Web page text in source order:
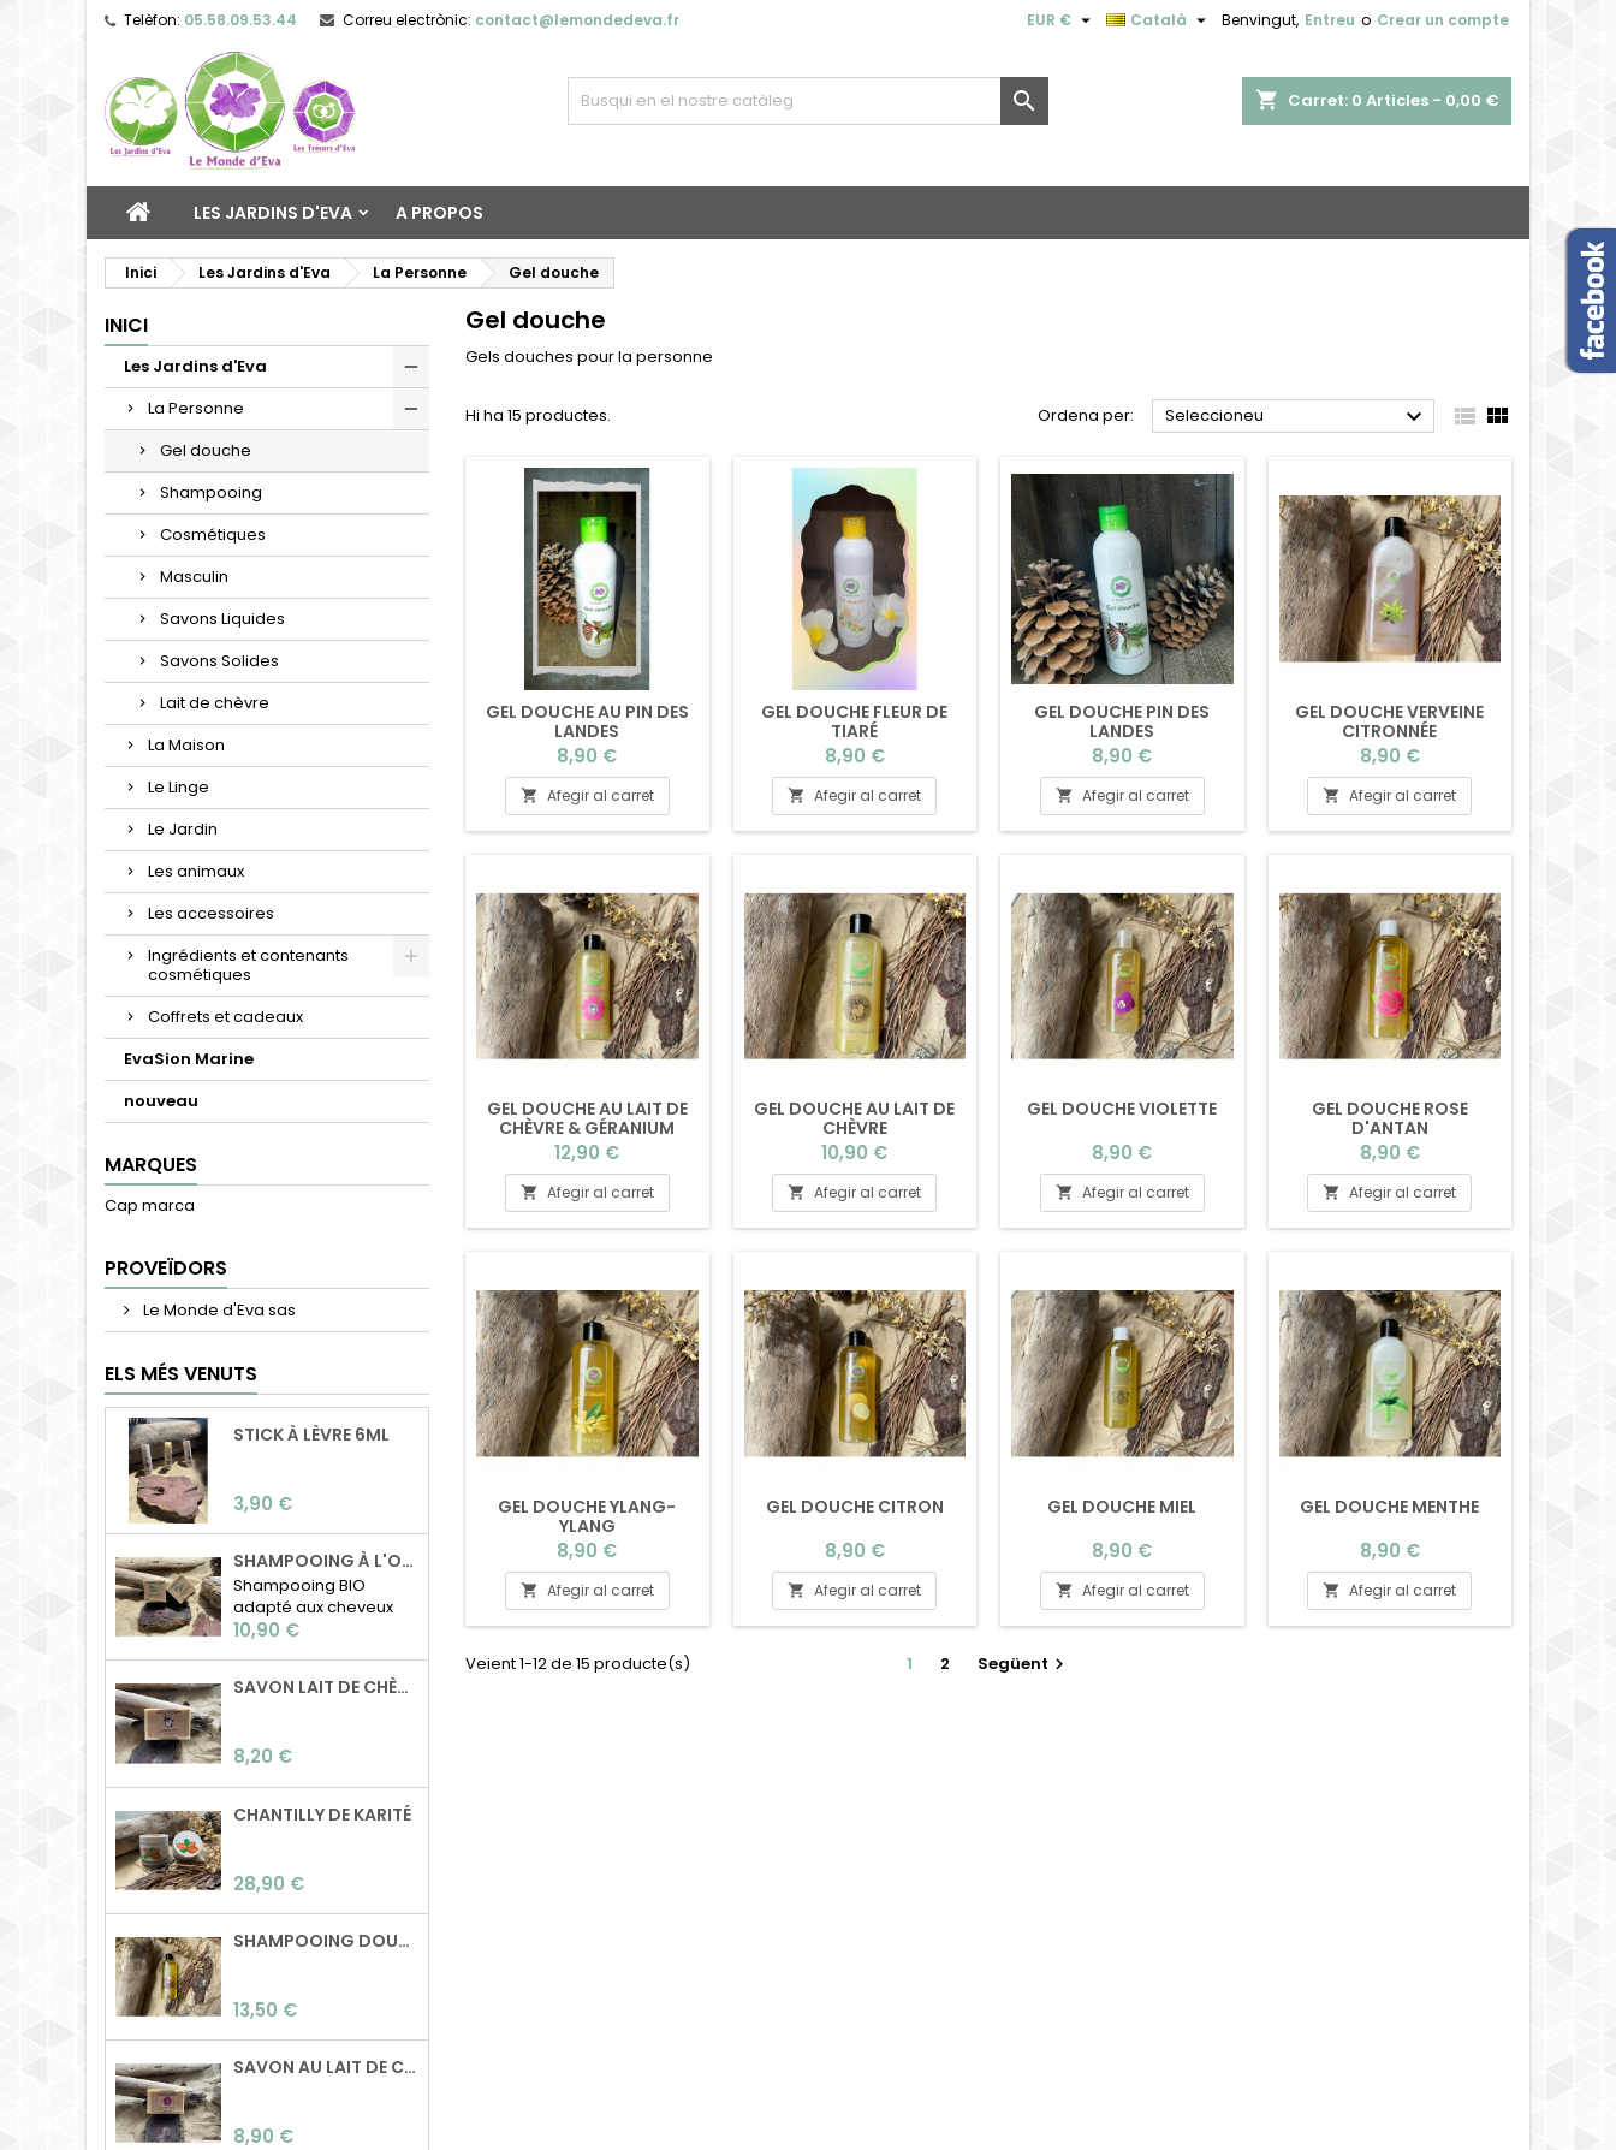
Telèfon: 05.58.09.53.44 Correu electrònic: contact@lemondedeva.fr Benvingut, Entreu o Crear un compte
Català 
EUR € 
shopping_cart Carret: 0 Articles - 0,00 €

LES JARDINS D'EVA A PROPOS
Inici Les Jardins d'Eva La Personne Gel douche
INICI
Les Jardins d'Eva
La Personne
Gel douche
Shampooing
Cosmétiques
Masculin
Savons Liquides
Savons Solides
Lait de chèvre
La Maison
Le Linge
Le Jardin
Les animaux
Les accessoires
Ingrédients et contenants
cosmétiques
Coffrets et cadeaux
EvaSion Marine
nouveau
MARQUES
Cap marca
PROVEÏDORS
Le Monde d'Eva sas
ELS MÉS VENUTS
STICK À LÈVRE 6ML
Preu
3,90 €
SHAMPOOING À L'ORTIE BIO
Shampooing BIO
adapté aux cheveux
normaux à gras Sans
paraben, sans dérivé
pétrolier,..
coco, huile de ricin,
tree, cèdre et citron.
Preu
10,90 €
SAVON LAIT DE CHÈVRE
Preu
8,20 €
CHANTILLY DE KARITÉ
Preu
28,90 €
SHAMPOOING DOUCEUR
Preu
13,50 €
SAVON AU LAIT DE CHÈVRE & GÉRANIUM ROSAT
Preu
8,90 €
Gel douche
Gels douches pour la personne
Hi ha 15 productes. Ordena per: Seleccioneu   
GEL DOUCHE AU PIN DES
LANDES
Preu
8,90 €
 Afegir al carret
GEL DOUCHE FLEUR DE
TIARÉ
Preu
8,90 €
 Afegir al carret
GEL DOUCHE PIN DES
LANDES
Preu
8,90 €
 Afegir al carret
GEL DOUCHE VERVEINE
CITRONNÉE
Preu
8,90 €
 Afegir al carret
GEL DOUCHE AU LAIT DE
CHÈVRE & GÉRANIUM
ROSAT
Preu
12,90 €
 Afegir al carret
GEL DOUCHE AU LAIT DE
CHÈVRE
Preu
10,90 €
 Afegir al carret
GEL DOUCHE VIOLETTE
Preu
8,90 €
 Afegir al carret
GEL DOUCHE ROSE
D'ANTAN
Preu
8,90 €
 Afegir al carret
GEL DOUCHE YLANG-
YLANG
Preu
8,90 €
 Afegir al carret
GEL DOUCHE CITRON
Preu
8,90 €
 Afegir al carret
GEL DOUCHE MIEL
Preu
8,90 €
 Afegir al carret
GEL DOUCHE MENTHE
Preu
8,90 €
 Afegir al carret
Veient 1-12 de 15 producte(s) 1 2 Següent 